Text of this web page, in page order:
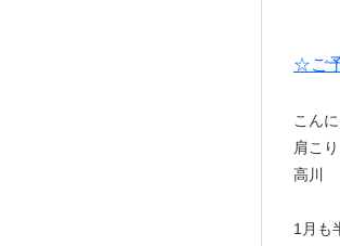
☆ご
こん
肩こ
高川
1月も